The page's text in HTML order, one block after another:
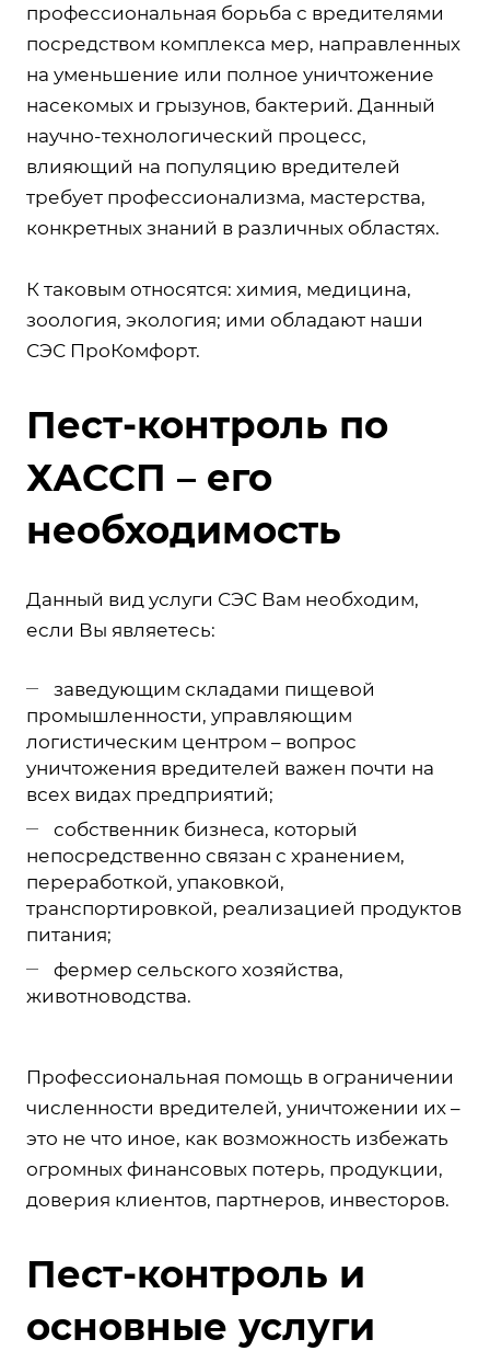
профессиональная борьба с вредителями
посредством комплекса мер, направленных
на уменьшение или полное уничтожение
насекомых и грызунов, бактерий. Данный
научно-технологический процесс,
влияющий на популяцию вредителей
требует профессионализма, мастерства,
конкретных знаний в различных областях.
К таковым относятся: химия, медицина,
зоология, экология; ими обладают наши
СЭС ПроКомфорт.
Пест-контроль по
ХАССП – его
необходимость
Данный вид услуги СЭС Вам необходим,
если Вы являетесь:
заведующим складами пищевой
промышленности, управляющим
логистическим центром – вопрос
уничтожения вредителей важен почти на
всех видах предприятий;
собственник бизнеса, который
непосредственно связан с хранением,
переработкой, упаковкой,
транспортировкой, реализацией продуктов
питания;
фермер сельского хозяйства,
животноводства.
Профессиональная помощь в ограничении
численности вредителей, уничтожении их –
это не что иное, как возможность избежать
огромных финансовых потерь, продукции,
доверия клиентов, партнеров, инвесторов.
Пест-контроль и
основные услуги